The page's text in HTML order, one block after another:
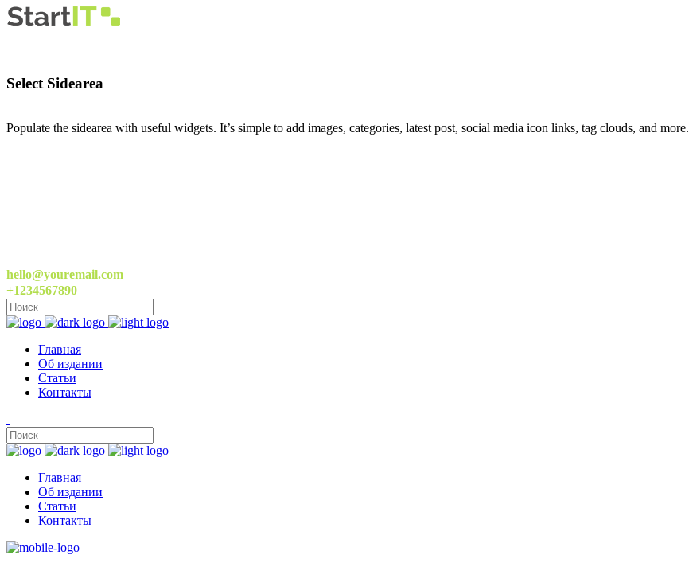
Select Sidearea
Populate the sidearea with useful widgets. It’s simple to add images, categories, latest post, social media icon links, tag clouds, and more.
hello@youremail.com
+1234567890
Главная
Об издании
Статьи
Контакты
Главная
Об издании
Статьи
Контакты